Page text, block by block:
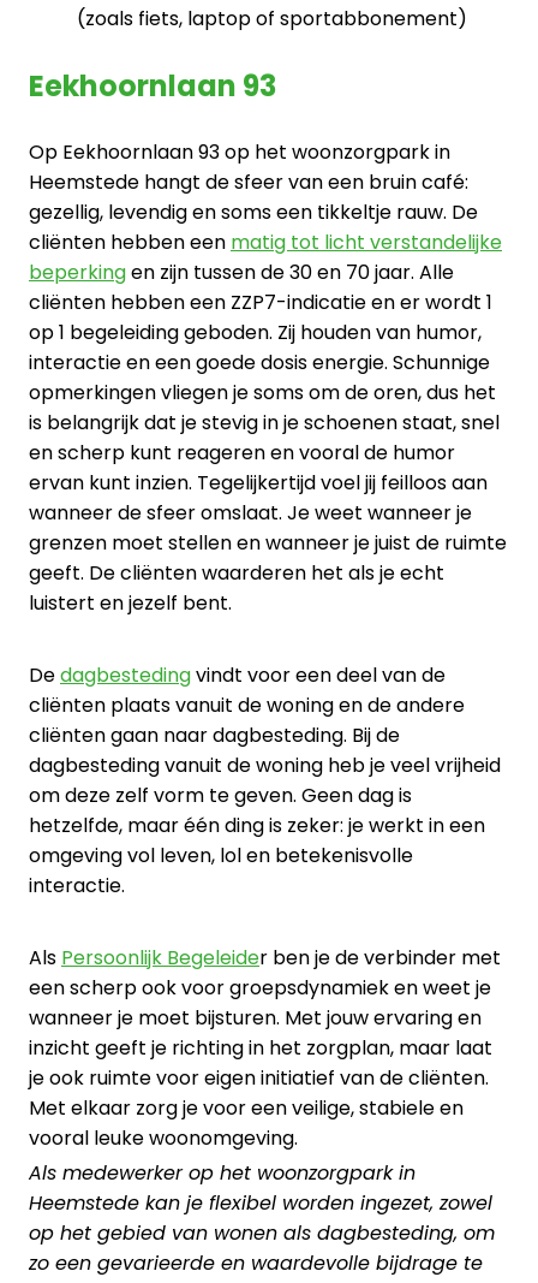
(zoals fiets, laptop of sportabbonement)
Eekhoornlaan 93
Op Eekhoornlaan 93 op het woonzorgpark in
Heemstede hangt de sfeer van een bruin café:
gezellig, levendig en soms een tikkeltje rauw. De
cliënten hebben een matig tot licht verstandelijke
beperkingen zijn tussen de 30 en 70 jaar. Alle
cliënten hebben een ZZP7-indicatie en er wordt 1
op 1 begeleiding geboden. Zij houden van humor,
interactie en een goede dosis energie. Schunnige
opmerkingen vliegen je soms om de oren, dus het
is belangrijk dat je stevig in je schoenen staat, snel
en scherp kunt reageren en vooral de humor
ervan kunt inzien. Tegelijkertijd voel jij feilloos aan
wanneer de sfeer omslaat. Je weet wanneer je
grenzen moet stellen en wanneer je juist de ruimte
geeft. De cliënten waarderen het als je echt
luistert en jezelf bent.
Dedagbestedingvindt voor een deel van de
cliënten plaats vanuit de woning en de andere
cliënten gaan naar dagbesteding. Bij de
dagbesteding vanuit de woning heb je veel vrijheid
om deze zelf vorm te geven. Geen dag is
hetzelfde, maar één ding is zeker: je werkt in een
omgeving vol leven, lol en betekenisvolle
interactie.
Als Persoonlijk Begeleider ben je de verbinder met
een scherp ook voor groepsdynamiek en weet je
wanneer je moet bijsturen. Met jouw ervaring en
inzicht geeft je richting in het zorgplan, maar laat
je ook ruimte voor eigen initiatief van de cliënten.
Met elkaar zorg je voor een veilige, stabiele en
vooral leuke woonomgeving.
Als medewerker op het woonzorgpark in
Heemstede kan je flexibel worden ingezet, zowel
op het gebied van wonen als dagbesteding, om
zo een gevarieerde en waardevolle bijdrage te